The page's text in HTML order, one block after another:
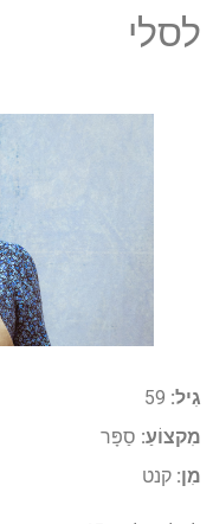
לסלי
גִיל: 59
מִקצוֹעַ: סַפָּר
מִן: קנט